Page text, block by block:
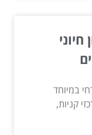
במיוחד
קניות,